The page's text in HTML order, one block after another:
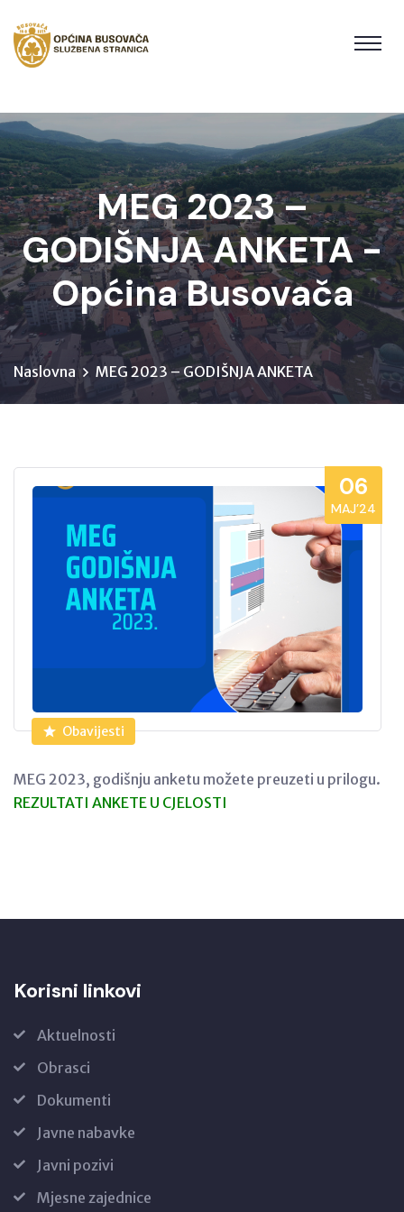
MEG 2023 –
GODIŠNJA ANKETA -
Općina Busovača
Naslovna MEG 2023 – GODIŠNJA ANKETA
06
MAJ’24
Obavijesti
MEG 2023, godišnju anketu možete preuzeti u prilogu.
REZULTATI ANKETE U CJELOSTI
Korisni linkovi
Aktuelnosti
Obrasci
Dokumenti
Javne nabavke
Javni pozivi
Mjesne zajednice